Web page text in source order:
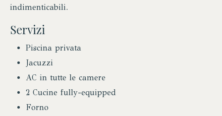
indimenticabili.
Servizi
Piscina privata
Jacuzzi
AC in tutte le camere
2 Cucine fully-equipped
Forno